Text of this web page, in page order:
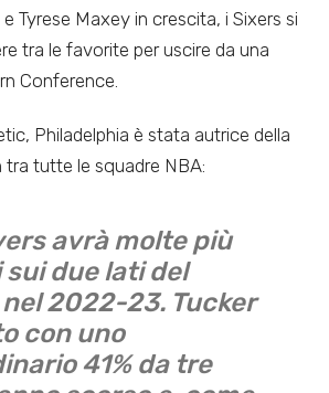
Tyrese Maxey in crescita, i Sixers si
tra le favorite per uscire da una
Conference.
Philadelphia è stata autrice della
tutte le squadre NBA:
avrà molte più
sui due lati del
2022-23. Tucker
con uno
41% da tre